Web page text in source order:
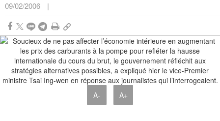
09/02/2006 |
A- A+